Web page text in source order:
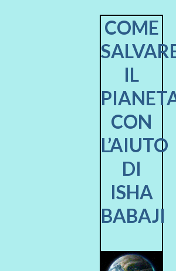
COME
IL
CON
L’AIUTO
DI
ISHA
BABAJI